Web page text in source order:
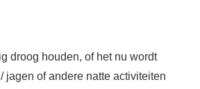
droog houden, of het nu wordt
jagen of andere natte activiteiten